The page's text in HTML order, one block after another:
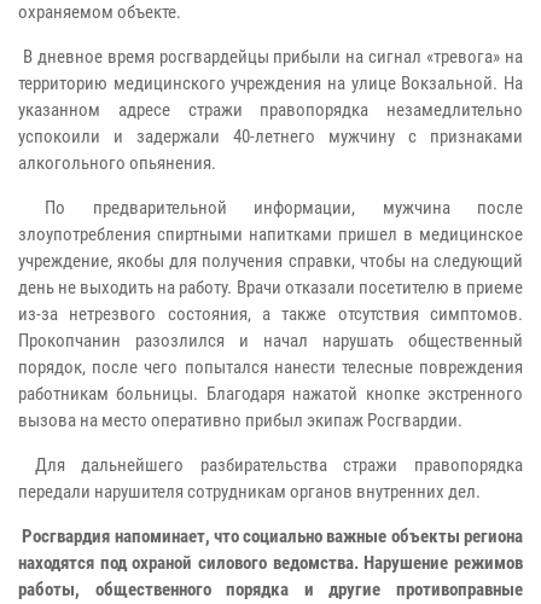
охраняемом объекте.
В дневное время росгвардейцы прибыли на сигнал «тревога» на
территорию медицинского учреждения на улице Вокзальной. На
указанном адресе стражи правопорядка незамедлительно
успокоили и задержали 40-летнего мужчину с признаками
алкогольного опьянения.
По предварительной информации, мужчина после
злоупотребления спиртными напитками пришел в медицинское
учреждение, якобы для получения справки, чтобы на следующий
день не выходить на работу. Врачи отказали посетителю в приеме
из-за нетрезвого состояния, а также отсутствия симптомов.
Прокопчанин разозлился и начал нарушать общественный
порядок, после чего попытался нанести телесные повреждения
работникам больницы. Благодаря нажатой кнопке экстренного
вызова на место оперативно прибыл экипаж Росгвардии.
Для дальнейшего разбирательства стражи правопорядка
передали нарушителя сотрудникам органов внутренних дел.
Росгвардия напоминает, что социально важные объекты региона
находятся под охраной силового ведомства. Нарушение режимов
работы, общественного порядка и другие противоправные